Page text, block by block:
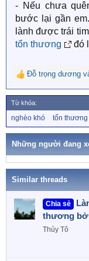
- Nếu chưa
bước lại gần
lành được trái
tổn thương
đó
R
e
a
c
t
o
s
Đỗ trọng dương
Từ khóa:
ừ
k
nghèo khó tổn thương
Những người đang
Similar threads
Chia sẻ
thương
Thủy Tô